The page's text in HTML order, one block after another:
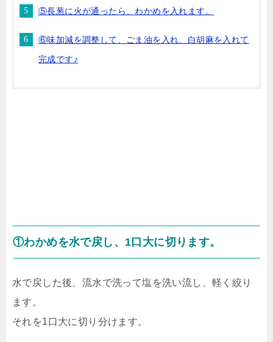
⑤長葱に火が通ったら、わかめを入れます。
⑥味加減を調整して、ごま油を入れ、白胡麻を入れて
完成です♪
①わかめを水で戻し、1口大に切ります。
水で戻した後、流水で洗って塩を洗い流し、軽く絞り
ます。
それを1口大に切り分けます。